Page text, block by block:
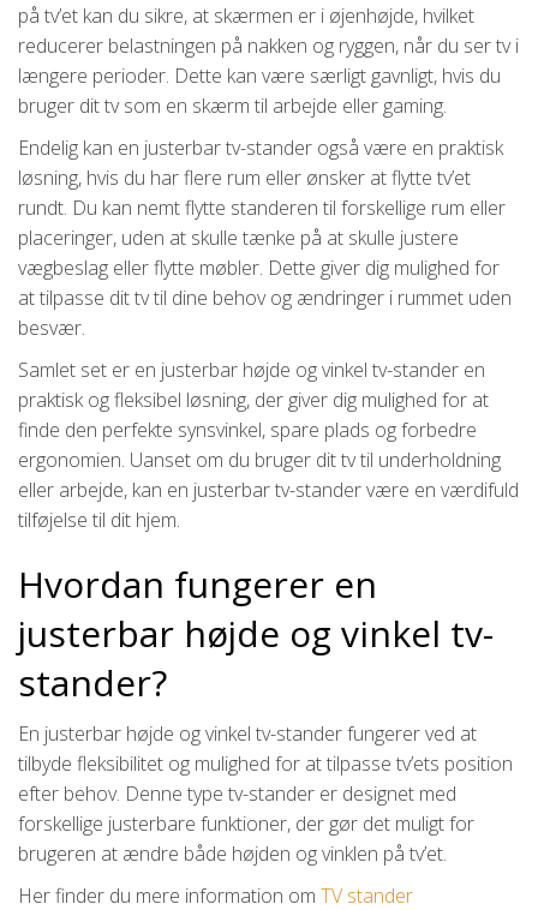
på tv’et kan du sikre, at skærmen er i øjenhøjde, hvilket
reducerer belastningen på nakken og ryggen, når du ser tv i
længere perioder. Dette kan være særligt gavnligt, hvis du
bruger dit tv som en skærm til arbejde eller gaming.
Endelig kan en justerbar tv-stander også være en praktisk
løsning, hvis du har flere rum eller ønsker at flytte tv’et
rundt. Du kan nemt flytte standeren til forskellige rum eller
placeringer, uden at skulle tænke på at skulle justere
vægbeslag eller flytte møbler. Dette giver dig mulighed for
at tilpasse dit tv til dine behov og ændringer i rummet uden
besvær.
Samlet set er en justerbar højde og vinkel tv-stander en
praktisk og fleksibel løsning, der giver dig mulighed for at
finde den perfekte synsvinkel, spare plads og forbedre
ergonomien. Uanset om du bruger dit tv til underholdning
eller arbejde, kan en justerbar tv-stander være en værdifuld
tilføjelse til dit hjem.
Hvordan fungerer en
justerbar højde og vinkel tv-
stander?
En justerbar højde og vinkel tv-stander fungerer ved at
tilbyde fleksibilitet og mulighed for at tilpasse tv’ets position
efter behov. Denne type tv-stander er designet med
forskellige justerbare funktioner, der gør det muligt for
brugeren at ændre både højden og vinklen på tv’et.
Her finder du mere information om TV stander